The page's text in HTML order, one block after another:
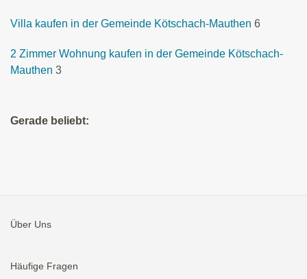
Villa kaufen in der Gemeinde Kötschach-Mauthen 6
2 Zimmer Wohnung kaufen in der Gemeinde Kötschach-
Mauthen 3
Gerade beliebt:
Über Uns
Häufige Fragen